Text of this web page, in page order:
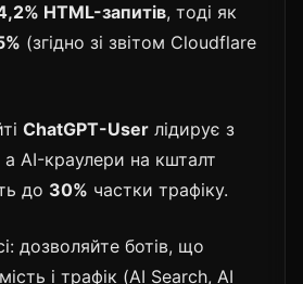
HTML-запитів, тоді як
(згідно зі звітом Cloudflare
ChatGPT-User лідирує з
а AI-краулери на кшталт
до 30% частки трафіку.
дозволяйте ботів, що
і трафік (AI Search, AI